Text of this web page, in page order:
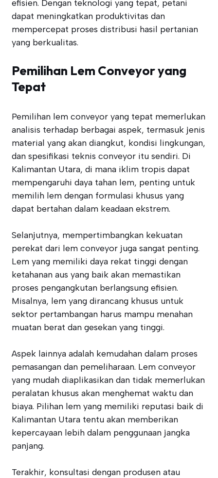
efisien. Dengan teknologi yang tepat, petani
dapat meningkatkan produktivitas dan
mempercepat proses distribusi hasil pertanian
yang berkualitas.
Pemilihan Lem Conveyor yang
Tepat
Pemilihan lem conveyor yang tepat memerlukan
analisis terhadap berbagai aspek, termasuk jenis
material yang akan diangkut, kondisi lingkungan,
dan spesifikasi teknis conveyor itu sendiri. Di
Kalimantan Utara, di mana iklim tropis dapat
mempengaruhi daya tahan lem, penting untuk
memilih lem dengan formulasi khusus yang
dapat bertahan dalam keadaan ekstrem.
Selanjutnya, mempertimbangkan kekuatan
perekat dari lem conveyor juga sangat penting.
Lem yang memiliki daya rekat tinggi dengan
ketahanan aus yang baik akan memastikan
proses pengangkutan berlangsung efisien.
Misalnya, lem yang dirancang khusus untuk
sektor pertambangan harus mampu menahan
muatan berat dan gesekan yang tinggi.
Aspek lainnya adalah kemudahan dalam proses
pemasangan dan pemeliharaan. Lem conveyor
yang mudah diaplikasikan dan tidak memerlukan
peralatan khusus akan menghemat waktu dan
biaya. Pilihan lem yang memiliki reputasi baik di
Kalimantan Utara tentu akan memberikan
kepercayaan lebih dalam penggunaan jangka
panjang.
Terakhir, konsultasi dengan produsen atau